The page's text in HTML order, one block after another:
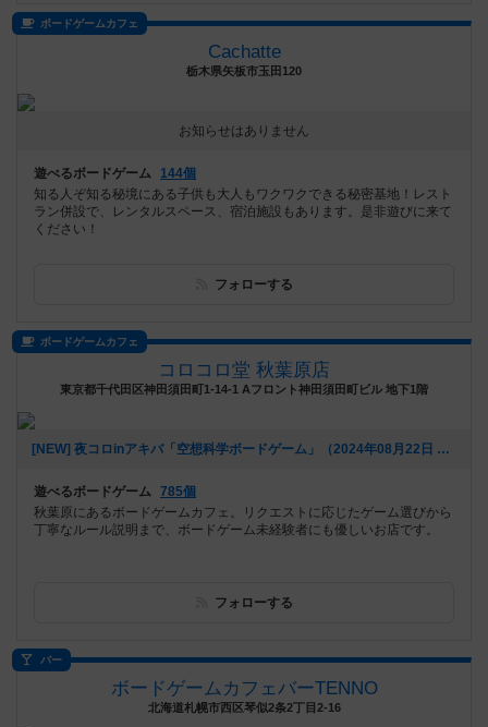
ボードゲームカフェ
Cachatte
栃木県矢板市玉田120
お知らせはありません
遊べるボードゲーム
144個
知る人ぞ知る秘境にある子供も大人もワクワクできる秘密基地！レスト
ラン併設で、レンタルスペース、宿泊施設もあります。是非遊びに来て
ください！
フォローする
ボードゲームカフェ
コロコロ堂 秋葉原店
東京都千代田区神田須田町1-14-1 Aフロント神田須田町ビル 地下1階
[NEW] 夜コロinアキバ「空想科学ボードゲーム」（2024年08月22日 18時03分）
遊べるボードゲーム 785個
秋葉原にあるボードゲームカフェ。リクエストに応じたゲーム選びから
丁寧なルール説明まで、ボードゲーム未経験者にも優しいお店です。
フォローする
バー
ボードゲームカフェバーTENNO
北海道札幌市西区琴似2条2丁目2-16